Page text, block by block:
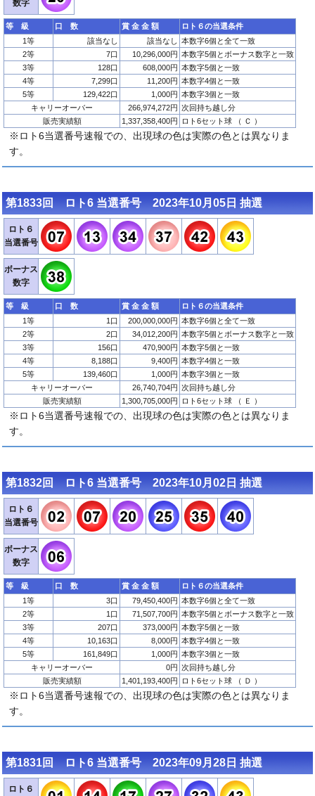
数字
等 級 口 数 賞 金 金 額
ロト６の当選条件
1等
該当なし 該当なし 本数字6個と全て一致
2等
7口 10,296,000円 本数字5個とボーナス数字と一致
3等
128口 608,000円 本数字5個と一致
4等
7,299口 11,200円 本数字4個と一致
5等
129,422口 1,000円 本数字3個と一致
キャリーオーバー
266,974,272円 次回持ち越し分
販売実績額
1,337,358,400円 ロト6セット球 （ Ｃ ）
※ロト6当選番号速報での、出現球の色は実際の色とは異なりま
す。
第1833回 ロト6 当選番号 2023年10月05日 抽選
ロト６
当選番号
ボーナス
数字
等 級 口 数 賞 金 金 額
ロト６の当選条件
1等
1口 200,000,000円 本数字6個と全て一致
2等
2口 34,012,200円 本数字5個とボーナス数字と一致
3等
156口 470,900円 本数字5個と一致
4等
8,188口 9,400円 本数字4個と一致
5等
139,460口 1,000円 本数字3個と一致
キャリーオーバー
26,740,704円 次回持ち越し分
販売実績額
1,300,705,000円 ロト6セット球 （ Ｅ ）
※ロト6当選番号速報での、出現球の色は実際の色とは異なりま
す。
第1832回 ロト6 当選番号 2023年10月02日 抽選
ロト６
当選番号
ボーナス
数字
等 級 口 数 賞 金 金 額
ロト６の当選条件
1等
3口 79,450,400円 本数字6個と全て一致
2等
1口 71,507,700円 本数字5個とボーナス数字と一致
3等
207口 373,000円 本数字5個と一致
4等
10,163口 8,000円 本数字4個と一致
5等
161,849口 1,000円 本数字3個と一致
キャリーオーバー
0円 次回持ち越し分
販売実績額
1,401,193,400円 ロト6セット球 （ Ｄ ）
※ロト6当選番号速報での、出現球の色は実際の色とは異なりま
す。
第1831回 ロト6 当選番号 2023年09月28日 抽選
ロト６